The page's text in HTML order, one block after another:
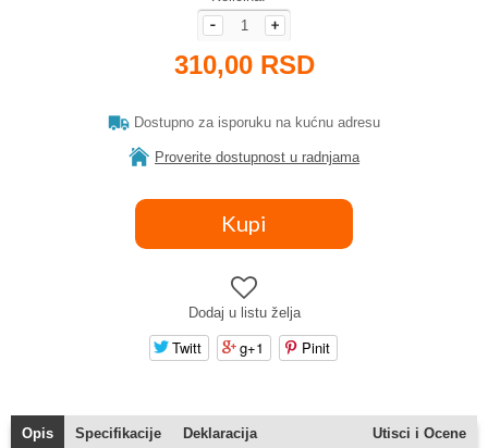
310,00 RSD
Dostupno za isporuku na kućnu adresu
Proverite dostupnost u radnjama
Dodaj u listu želja
Twitt g+1 Pinit
Opis Specifikacije Deklaracija
Utisci i Ocene